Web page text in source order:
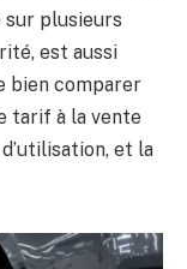
plusieurs
est aussi
bien comparer
tarif à la vente
et la